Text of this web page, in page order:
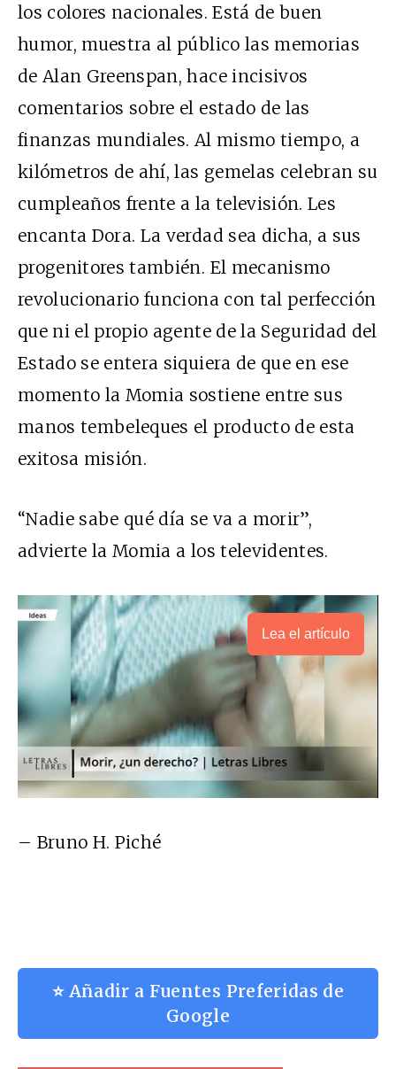
los colores nacionales. Está de buen
humor, muestra al público las memorias
de Alan Greenspan, hace incisivos
comentarios sobre el estado de las
finanzas mundiales. Al mismo tiempo, a
kilómetros de ahí, las gemelas celebran su
cumpleaños frente a la televisión. Les
encanta Dora. La verdad sea dicha, a sus
progenitores también. El mecanismo
revolucionario funciona con tal perfección
que ni el propio agente de la Seguridad del
Estado se entera siquiera de que en ese
momento la Momia sostiene entre sus
manos tembeleques el producto de esta
exitosa misión.
“Nadie sabe qué día se va a morir”,
advierte la Momia a los televidentes.
Lea el artículo
– Bruno H. Piché
⭐ Añadir a Fuentes Preferidas de
Google